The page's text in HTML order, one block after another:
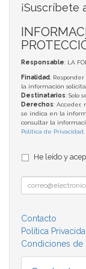
¡Suscríbete
Responsable: LA
Finalidad:
la información
Destinatarios: Solo
Derechos: Acceder,
se indica en la
consultar la
Política de Privacidad
He leído y
Contacto
Política
Condiciones de